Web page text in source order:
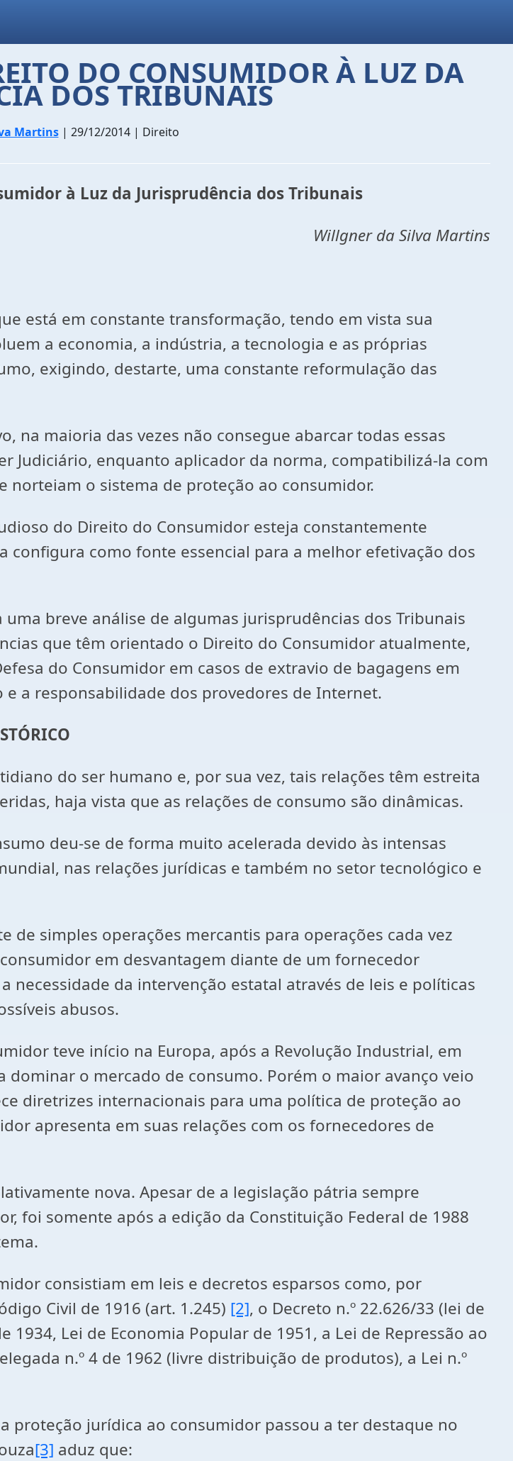
DO CONSUMIDOR À LUZ DA
DOS TRIBUNAIS
Martins| 29/12/2014 | Direito
à Luz da Jurisprudência dos Tribunais
Willgner da Silva Martins
em constante transformação, tendo em vista sua
a economia, a indústria, a tecnologia e as próprias
exigindo, destarte, uma constante reformulação das
maioria das vezes não consegue abarcar todas essas
Judiciário, enquanto aplicador da norma, compatibilizá-la com
o sistema de proteção ao consumidor.
do Direito do Consumidor esteja constantemente
como fonte essencial para a melhor efetivação dos
breve análise de algumas jurisprudências dos Tribunais
que têm orientado o Direito do Consumidor atualmente,
do Consumidor em casos de extravio de bagagens em
a responsabilidade dos provedores de Internet.
do ser humano e, por sua vez, tais relações têm estreita
haja vista que as relações de consumo são dinâmicas.
deu-se de forma muito acelerada devido às intensas
nas relações jurídicas e também no setor tecnológico e
simples operações mercantis para operações cada vez
em desvantagem diante de um fornecedor
da intervenção estatal através de leis e políticas
abusos.
teve início na Europa, após a Revolução Industrial, em
o mercado de consumo. Porém o maior avanço veio
diretrizes internacionais para uma política de proteção ao
apresenta em suas relações com os fornecedores de
nova. Apesar de a legislação pátria sempre
foi somente após a edição da Constituição Federal de 1988
consistiam em leis e decretos esparsos como, por
Civil de 1916 (art. 1.245) [2], o Decreto n.º 22.626/33 (lei de
Lei de Economia Popular de 1951, a Lei de Repressão ao
n.º 4 de 1962 (livre distribuição de produtos), a Lei n.º
jurídica ao consumidor passou a ter destaque no
[3] aduz que: